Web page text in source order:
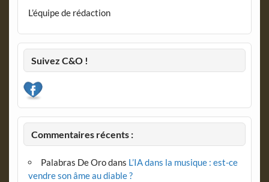
L’équipe de rédaction
Suivez C&O !
Commentaires récents :
Palabras De Orodans L’IA dans la musique : est-ce
vendre son âme au diable ?